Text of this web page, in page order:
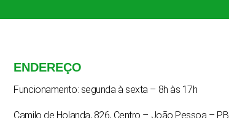
ENDEREÇO
Funcionamento: segunda à sexta – 8h às 17h
Camilo de Holanda, 826, Centro – João Pessoa – PB